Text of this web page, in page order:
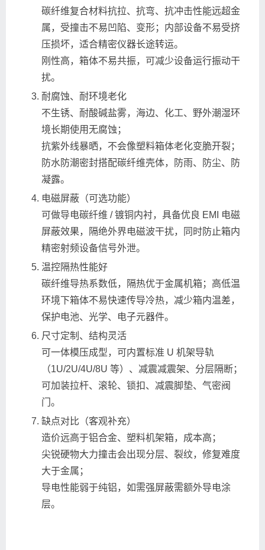
碳纤维复合材料抗拉、抗弯、抗冲击性能远超金
属，受撞击不易凹陷、变形；内部设备不易受挤
压损坏，适合精密仪器长途转运。
刚性高，箱体不易共振，可减少设备运行振动干
扰。
耐腐蚀、耐环境老化
不生锈、耐酸碱盐雾，海边、化工、野外潮湿环
境长期使用无腐蚀；
抗紫外线暴晒，不会像塑料箱体老化变脆开裂；
防水防潮密封搭配碳纤维壳体，防雨、防尘、防
凝露。
电磁屏蔽（可选功能）
可做导电碳纤维 / 镀铜内衬，具备优良 EMI 电磁
屏蔽效果，隔绝外界电磁波干扰，同时防止箱内
精密射频设备信号外泄。
温控隔热性能好
碳纤维导热系数低，隔热优于金属机箱；高低温
环境下箱体不易快速传导冷热，减少箱内温差，
保护电池、光学、电子元器件。
尺寸定制、结构灵活
可一体模压成型，可内置标准 U 机架导轨
（1U/2U/4U/8U 等）、减震减震架、分层隔断；
可加装拉杆、滚轮、锁扣、减震脚垫、气密阀
门。
缺点对比（客观补充）
造价远高于铝合金、塑料机架箱，成本高；
尖锐硬物大力撞击会出现分层、裂纹，修复难度
大于金属；
导电性能弱于纯铝，如需强屏蔽需额外导电涂
层。